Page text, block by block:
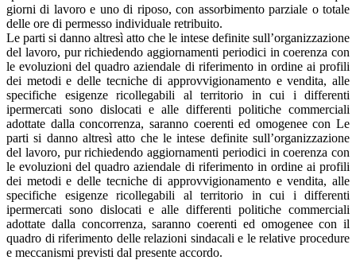
giorni di lavoro e uno di riposo, con assorbimento parziale o totale
delle ore di permesso individuale retribuito.
Le parti si danno altresì atto che le intese definite sull’organizzazione
del lavoro, pur richiedendo aggiornamenti periodici in coerenza con
le evoluzioni del quadro aziendale di riferimento in ordine ai profili
dei metodi e delle tecniche di approvvigionamento e vendita, alle
specifiche esigenze ricollegabili al territorio in cui i differenti
ipermercati sono dislocati e alle differenti politiche commerciali
adottate dalla concorrenza, saranno coerenti ed omogenee con Le
parti si danno altresì atto che le intese definite sull’organizzazione
del lavoro, pur richiedendo aggiornamenti periodici in coerenza con
le evoluzioni del quadro aziendale di riferimento in ordine ai profili
dei metodi e delle tecniche di approvvigionamento e vendita, alle
specifiche esigenze ricollegabili al territorio in cui i differenti
ipermercati sono dislocati e alle differenti politiche commerciali
adottate dalla concorrenza, saranno coerenti ed omogenee con il
quadro di riferimento delle relazioni sindacali e le relative procedure
e meccanismi previsti dal presente accordo.